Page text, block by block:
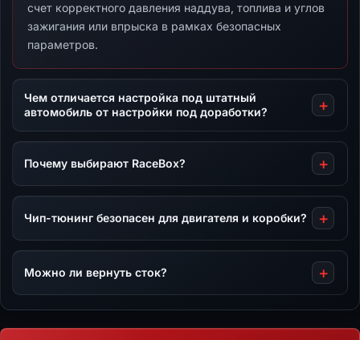
счет корректного давления наддува, топлива и углов
зажигания или впрыска в рамках безопасных
параметров.
Чем отличается настройка под штатный
автомобиль от настройки под доработки?
Почему выбирают RaceBox?
Чип-тюнинг безопасен для двигателя и коробки?
Можно ли вернуть сток?